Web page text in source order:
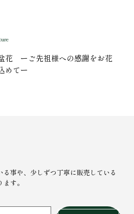
花 ーご先祖様への感謝をお花
めてー
事や、少しずつ丁寧に販売している
す。